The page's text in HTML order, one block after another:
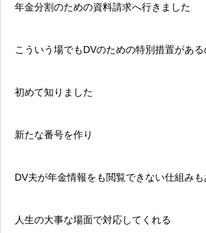
年金分割のための資料請求へ行きました
こういう場でもDVのための特別措置がある
初めて知りました
新たな番号を作り
DV夫が年金情報をも閲覧できない仕組みも
人生の大事な場面で対応してくれる